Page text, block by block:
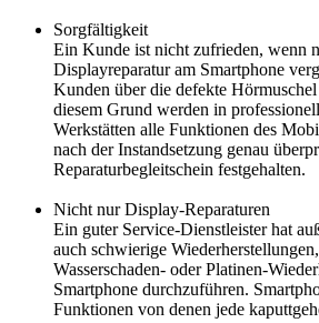
Sorgfältigkeit
Ein Kunde ist nicht zufrieden, wenn
Displayreparatur am Smartphone
Kunden über die defekte
diesem Grund werden in
Werkstätten alle Funktionen des
nach der Instandsetzung genau
Reparaturbegleitschein festgehalten.
Nicht nur Display-Reparaturen
Ein guter Service-Dienstleister hat
auch schwierige
Wasserschaden- oder Platinen-
Smartphone durchzuführen.
Funktionen von denen jede